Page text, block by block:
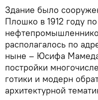
Здание было
Плошко в 1912 году
располагалось по
ныне – Юсифа
постройки
готики и модерн
архитектурной